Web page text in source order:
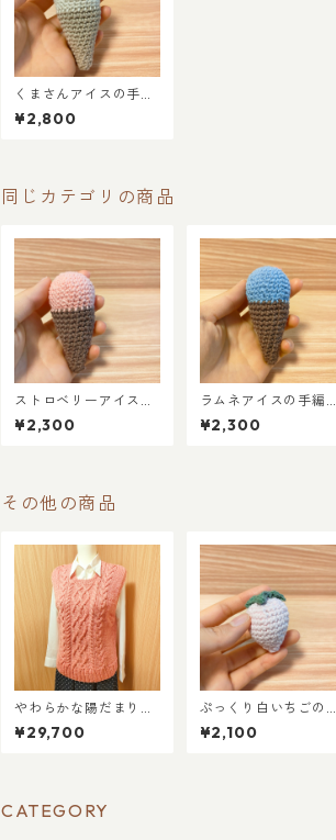
くまさんアイスの手編
みストラップ（あみぐ
るみ）
¥2,800
同じカテゴリの商品
ストロベリーアイスの
手編みあみぐるみ
¥2,300
ラムネアイスの手編み
あみぐるみ
¥2,300
その他の商品
やわらかな陽だまり
色。くすみピンクのあ
ったかベスト
¥29,700
ぷっくり白いちごの手
編みあみぐるみ
¥2,100
CATEGORY